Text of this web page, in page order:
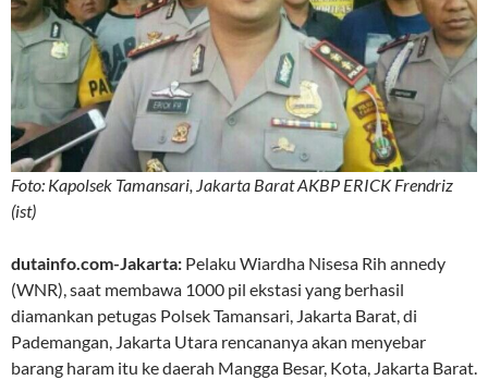
Foto: Kapolsek Tamansari, Jakarta Barat AKBP ERICK Frendriz
(ist)
dutainfo.com-Jakarta: Pelaku Wiardha Nisesa Rih annedy
(WNR), saat membawa 1000 pil ekstasi yang berhasil
diamankan petugas Polsek Tamansari, Jakarta Barat, di
Pademangan, Jakarta Utara rencananya akan menyebar
barang haram itu ke daerah Mangga Besar, Kota, Jakarta Barat.